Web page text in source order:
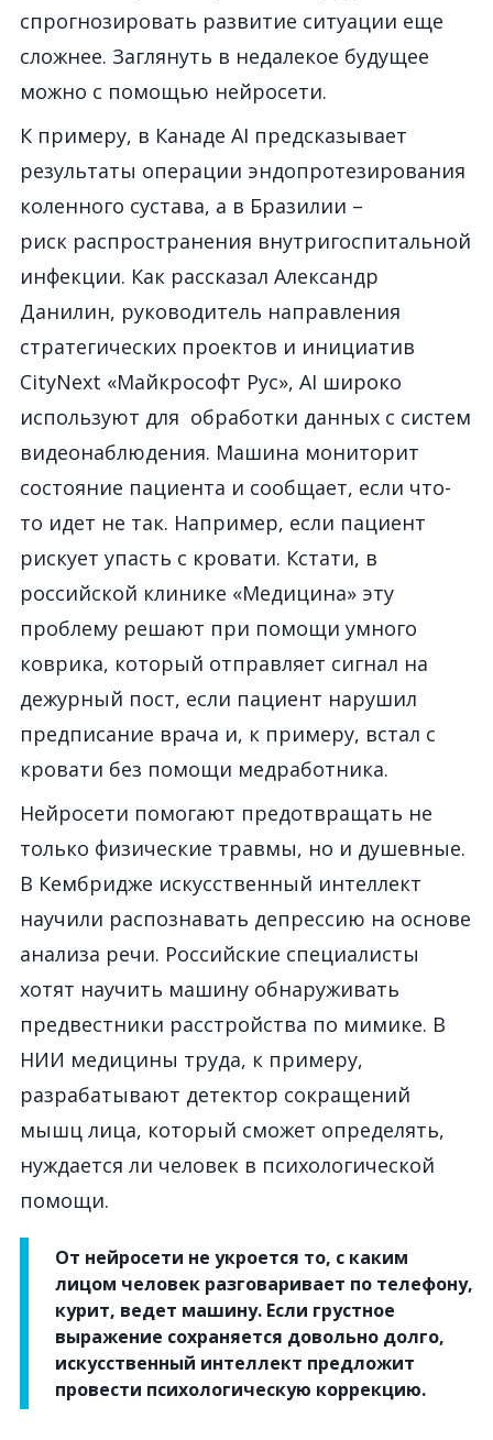
спрогнозировать развитие ситуации еще
сложнее. Заглянуть в недалекое будущее
можно с помощью нейросети.
К примеру, в Канаде AI предсказывает
результаты операции эндопротезирования
коленного сустава, а в Бразилии –
риск распространения внутригоспитальной
инфекции. Как рассказал Александр
Данилин, руководитель направления
стратегических проектов и инициатив
CityNext «Майкрософт Рус», AI широко
используют для обработки данных с систем
видеонаблюдения. Машина мониторит
состояние пациента и сообщает, если что-
то идет не так. Например, если пациент
рискует упасть с кровати. Кстати, в
российской клинике «Медицина» эту
проблему решают при помощи умного
коврика, который отправляет сигнал на
дежурный пост, если пациент нарушил
предписание врача и, к примеру, встал с
кровати без помощи медработника.
Нейросети помогают предотвращать не
только физические травмы, но и душевные.
В Кембридже искусственный интеллект
научили распознавать депрессию на основе
анализа речи. Российские специалисты
хотят научить машину обнаруживать
предвестники расстройства по мимике. В
НИИ медицины труда, к примеру,
разрабатывают детектор сокращений
мышц лица, который сможет определять,
нуждается ли человек в психологической
помощи.
От нейросети не укроется то, с каким
лицом человек разговаривает по телефону,
курит, ведет машину. Если грустное
выражение сохраняется довольно долго,
искусственный интеллект предложит
провести психологическую коррекцию.